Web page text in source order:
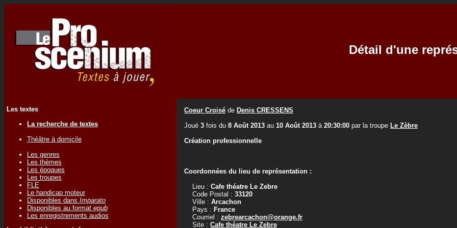
Détail d'une
Les textes
La recherche de textes
Théâtre à domicile
Les genres
Les thèmes
Les époques
Les troupes
FLE
Le handicap moteur
Disponibles dans Imparato
Disponibles au format epub
Les enregistrements audios
Coeur Croisé de Denis CRESSENS
Joué 3 fois du 8 Août 2013 au 10 Août 2013 à 20:30:00 par la troupe Le Zèbre
Création professionnelle
Coordonnées du lieu de représentation :
Lieu : Cafe théatre Le Zebre
Code Postal : 33120
Ville : Arcachon
Pays : France
Courriel : zebrearcachon@orange.fr
Site : Cafe théatre Le Zebre